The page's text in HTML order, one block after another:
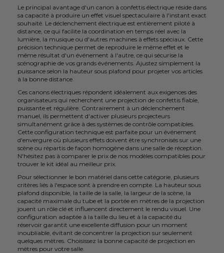
Le principal avantage d'un canon à confettis électrique réside dans
sa capacité à produire un effet visuel spectaculaire à l'instant exact
souhaité. Le déclenchement électrique est entièrement piloté à
distance, ce qui facilite la coordination en temps réel avec la
lumière, la musique ou d'autres machines à effets spéciaux. Cette
précision technique permet de reproduire le même effet et le
même résultat d'un événement à l'autre, ce qui sécurise la
scénographie de vos grands événements. Ajustez simplement la
puissance selon la hauteur sous plafond pour projeter vos articles
à la bonne distance.
Ces canons électriques répondent idéalement aux exigences des
organisateurs qui recherchent une projection de confettis fiable,
puissante et régulière. Contrairement à un déclenchement
manuel, ils permettent d'activer plusieurs projecteurs
simultanément grâce à des systèmes de contrôle compatibles.
Cette configuration technique est parfaite pour un événement
d'envergure où plusieurs effets doivent être synchronisés sur une
scène ou répartis de façon homogène dans une salle de réception.
N'hésitez pas à comparer le prix de nos modèles compatibles pour
trouver le kit idéal au meilleur prix.
Pour sélectionner le bon matériel dans cette catégorie, plusieurs
critères liés à l'espace sont à prendre en compte. La hauteur sous
plafond disponible, la taille de la salle, la largeur de la scène, la
capacité maximale du tube et la portée en mètres de la projection
jouent un rôle clé et influencent directement le rendu visuel. Une
configuration adaptée à la taille du lieu et à la capacité du
réservoir garantit une excellente diffusion pour un moment
inoubliable, évitant de concentrer la projection sur seulement
quelques mètres. Choisissez la bonne capacité de projection en
mètres pour votre salle.